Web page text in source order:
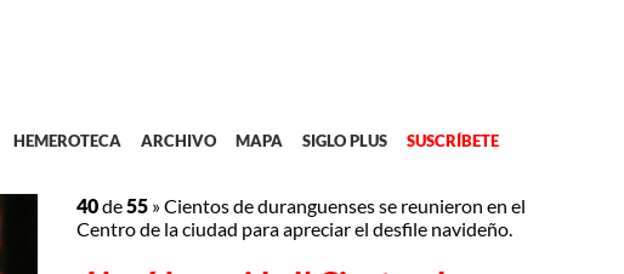
HEMEROTECA ARCHIVO MAPA SIGLO PLUS SUSCRÍBETE
40de55 »Cientos de duranguenses se reunieron en el
Centro de la ciudad para apreciar el desfile navideño.